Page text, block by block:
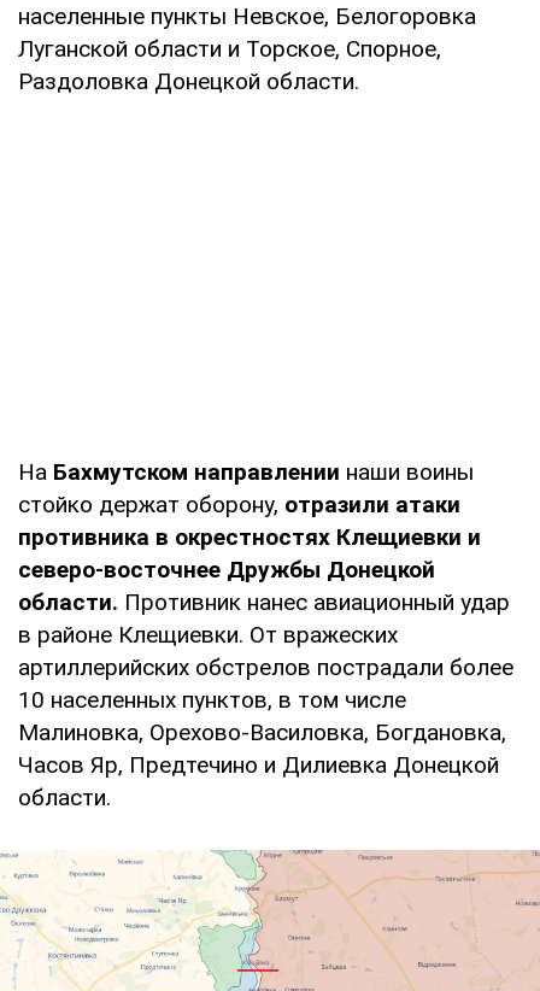
населенные пункты Невское, Белогоровка
Луганской области и Торское, Спорное,
Раздоловка Донецкой области.
На Бахмутском направлении наши воины
стойко держат оборону, отразили атаки
противника в окрестностях Клещиевки и
северо-восточнее Дружбы Донецкой
области. Противник нанес авиационный удар
в районе Клещиевки. От вражеских
артиллерийских обстрелов пострадали более
10 населенных пунктов, в том числе
Малиновка, Орехово-Василовка, Богдановка,
Часов Яр, Предтечино и Дилиевка Донецкой
области.